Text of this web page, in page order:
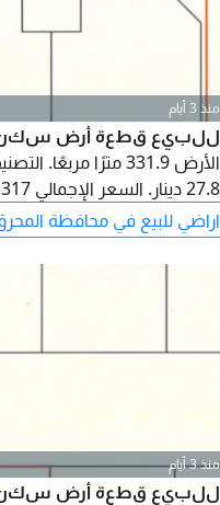
منذ 3 أيام
للبيع قطعة أرض
27.8 دينار. السعر الإجمالي 99,317 دينارًا.
اراضي للبيع في محافظة
منذ 3 أيام
للبيع قطعة أرض